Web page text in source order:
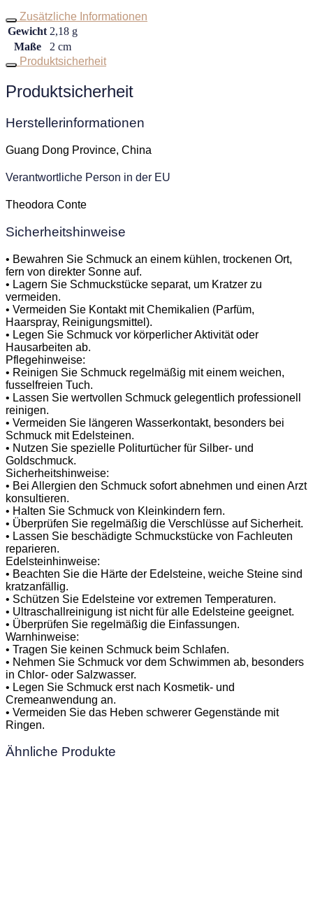
Zusätzliche Informationen
Gewicht 2,18 g
Maße
2 cm
Produktsicherheit
Produktsicherheit
Herstellerinformationen
Guang Dong Province, China
Verantwortliche Person in der EU
Theodora Conte
Sicherheitshinweise
• Bewahren Sie Schmuck an einem kühlen, trockenen Ort,
fern von direkter Sonne auf.
• Lagern Sie Schmuckstücke separat, um Kratzer zu
vermeiden.
• Vermeiden Sie Kontakt mit Chemikalien (Parfüm,
Haarspray, Reinigungsmittel).
• Legen Sie Schmuck vor körperlicher Aktivität oder
Hausarbeiten ab.
Pflegehinweise:
• Reinigen Sie Schmuck regelmäßig mit einem weichen,
fusselfreien Tuch.
• Lassen Sie wertvollen Schmuck gelegentlich professionell
reinigen.
• Vermeiden Sie längeren Wasserkontakt, besonders bei
Schmuck mit Edelsteinen.
• Nutzen Sie spezielle Politurtücher für Silber- und
Goldschmuck.
Sicherheitshinweise:
• Bei Allergien den Schmuck sofort abnehmen und einen Arzt
konsultieren.
• Halten Sie Schmuck von Kleinkindern fern.
• Überprüfen Sie regelmäßig die Verschlüsse auf Sicherheit.
• Lassen Sie beschädigte Schmuckstücke von Fachleuten
reparieren.
Edelsteinhinweise:
• Beachten Sie die Härte der Edelsteine, weiche Steine sind
kratzanfällig.
• Schützen Sie Edelsteine vor extremen Temperaturen.
• Ultraschallreinigung ist nicht für alle Edelsteine geeignet.
• Überprüfen Sie regelmäßig die Einfassungen.
Warnhinweise:
• Tragen Sie keinen Schmuck beim Schlafen.
• Nehmen Sie Schmuck vor dem Schwimmen ab, besonders
in Chlor- oder Salzwasser.
• Legen Sie Schmuck erst nach Kosmetik- und
Cremeanwendung an.
• Vermeiden Sie das Heben schwerer Gegenstände mit
Ringen.
Ähnliche Produkte